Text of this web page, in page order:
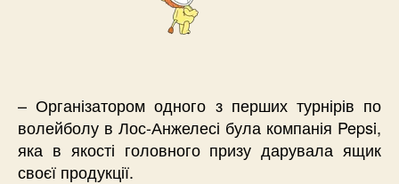
– Організатором одного з перших турнірів по
волейболу в Лос-Анжелесі була компанія Pepsi,
яка в якості головного призу дарувала ящик
своєї продукції.